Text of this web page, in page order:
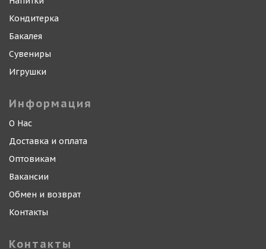
Кондитерка
Бакалея
Сувениры
Игрушки
Информация
О Нас
Доставка и оплата
Оптовикам
Вакансии
Обмен и возврат
Контакты
Контакты